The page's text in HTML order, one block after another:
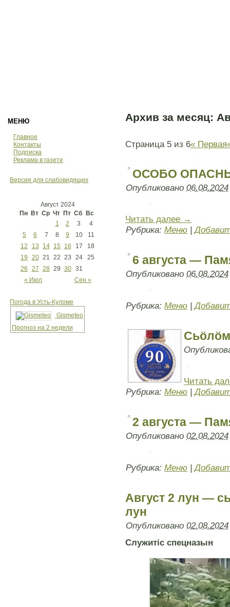
МЕНЮ
Главное
Контакты
Подписка
Реклама в газете
Версия для слабовидящих
Август 2024
Пн Вт Ср Чт Пт Сб Вс
« Июл Сен »
1 2 3
4
5
6 7 8 9 10
11
12
13 14 15 16 17
18
19
20 21 22 23 24
25
26
27 28 29 30 31
Погода в Усть-Куломе
Gismeteo
Прогноз на 2 недели
Архив за месяц:
Страница 5 из 6« Первая
ОСОБО
Опубликовано 06.08.2024
Читать далее →
Рубрика: Меню |
6 августа —
Опубликовано 06.08.2024
Рубрика: Меню |
Читать
Рубрика: Меню |
2 августа —
Опубликовано 02.08.2024
Рубрика: Меню |
Август 2 лун —
лун
Опубликовано 02.08.2024
Служитiс спецназын